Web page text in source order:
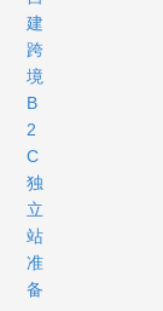
建
跨
境
B
2
C
独
立
站
准
备